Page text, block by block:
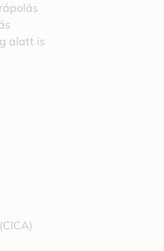
alatt is